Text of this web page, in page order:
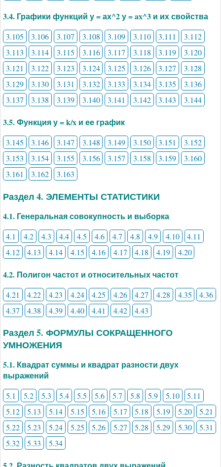
3.4. Графики функций у = ах^2 у = ax^3 и их свойства
3.105 3.106 3.107 3.108 3.109 3.110 3.111
3.112
3.113
3.114 3.115 3.116 3.117 3.118 3.119
3.120
3.121
3.122 3.123 3.124 3.125 3.126 3.127
3.128
3.129
3.130 3.131 3.132 3.133 3.134 3.135
3.136
3.137
3.138 3.139 3.140 3.141 3.142 3.143 3.144
3.5. Функция у = k/x и ее график
3.145 3.146 3.147 3.148 3.149 3.150 3.151
3.152
3.153
3.154 3.155 3.156 3.157 3.158 3.159
3.160
3.161
3.162 3.163
Раздел 4. ЭЛЕМЕНТЫ СТАТИСТИКИ
4.1. Генеральная совокупность и выборка
4.1 4.2 4.3 4.4 4.5 4.6 4.7 4.8 4.9 4.10
4.11
4.12
4.13 4.14 4.15 4.16 4.17 4.18 4.19 4.20
4.2. Полигон частот и относительных частот
4.21 4.22 4.23 4.24 4.25 4.26 4.27 4.28 4.35
4.36
4.37
4.38 4.39 4.40 4.41 4.42 4.43
Раздел 5. ФОРМУЛЫ СОКРАЩЕННОГО
УМНОЖЕНИЯ
5.1. Квадрат суммы и квадрат разности двух
выражений
5.1 5.2 5.3 5.4 5.5 5.6 5.7 5.8 5.9 5.10
5.11
5.12
5.13 5.14 5.15 5.16 5.17 5.18 5.19 5.20
5.21
5.22
5.23 5.24 5.25 5.26 5.27 5.28 5.29 5.30
5.31
5.32
5.33 5.34